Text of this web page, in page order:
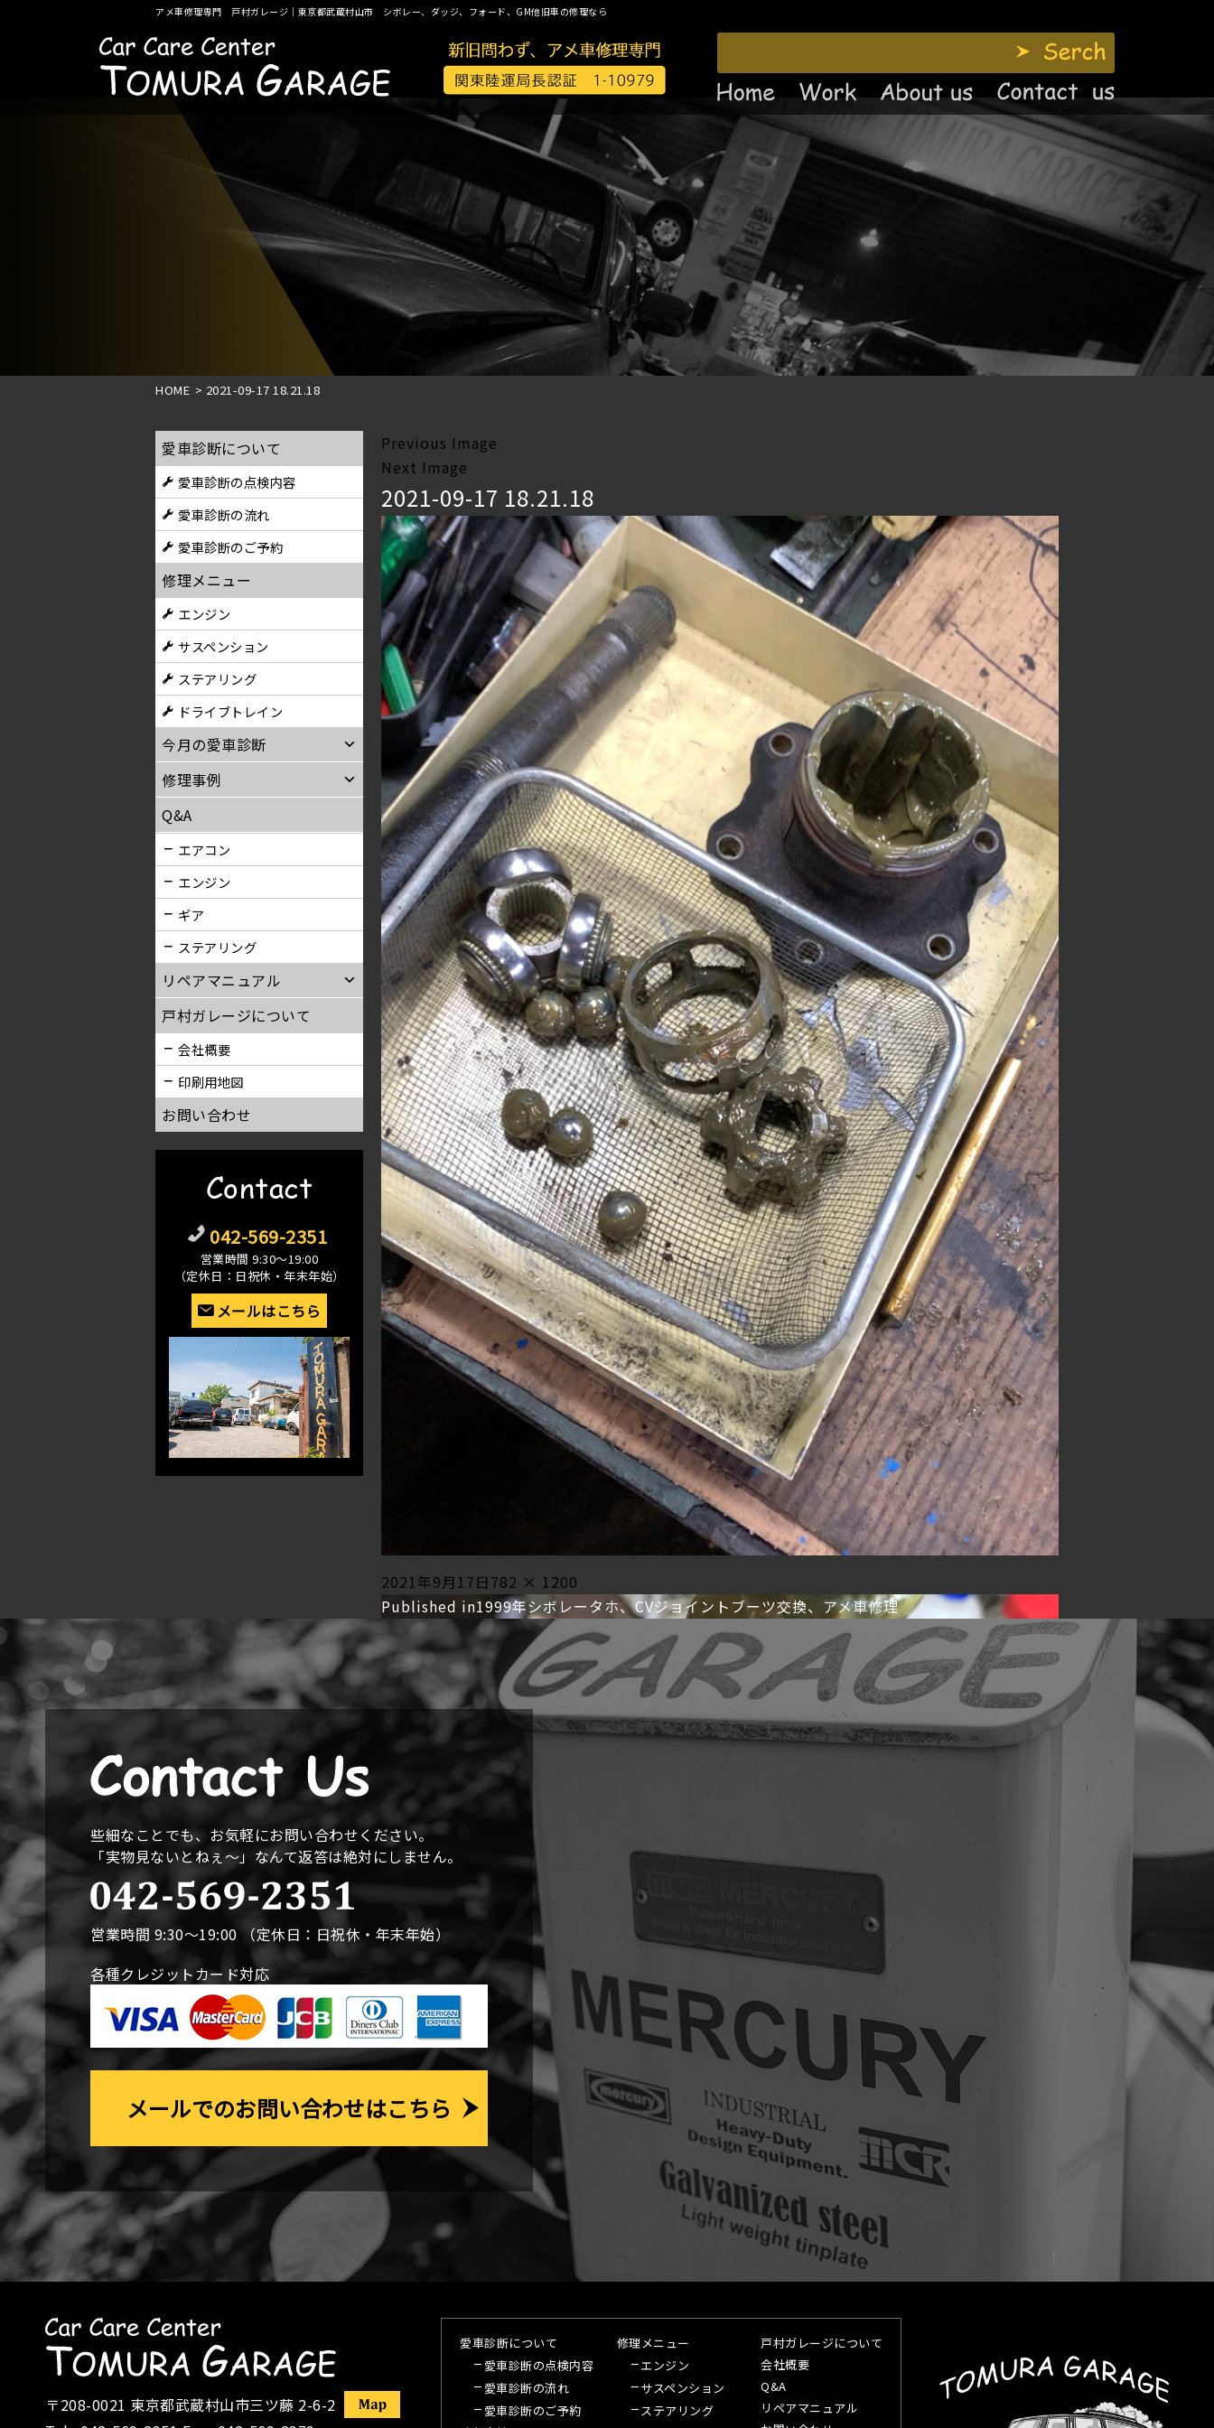
アメ車修理専門 戸村ガレージ｜東京都武蔵村山市 シボレー、ダッジ、フォード、GM他旧車の修理なら
HOME > 2021-09-17 18.21.18
Previous Image
Next Image
2021-09-17 18.21.18
Posted
on
2021年9月17日 Full
size
782 × 1200
投
稿
ナ
ビ
ー
シ
ョ
ン
Published in1999年シボレータホ、CVジョイントブーツ交換、アメ車修理
愛車診断について
愛車診断の点検内容
愛車診断の流れ
愛車診断のご予約
修理メニュー
エンジン
サスペンション
ステアリング
ドライブトレイン
今月の愛車診断
修理事例
Q&A
エアコン
エンジン
ギア
ステアリング
リペアマニュアル
戸村ガレージについて
会社概要
印刷用地図
お問い合わせ
Contact
042-569-2351
営業時間 9:30〜19:00
（定休日：日祝休・年末年始）
メールはこちら
些細なことでも、お気軽にお問い合わせください。
「実物見ないとねぇ〜」なんて返答は絶対にしません。
営業時間 9:30〜19:00 （定休日：日祝休・年末年始）
各種クレジットカード対応
メールでのお問い合わせはこちら
〒208-0021 東京都武蔵村山市三ツ藤 2-6-2
愛車診断について
愛車診断の点検内容
愛車診断の流れ
愛車診断のご予約
修理メニュー
エンジン
サスペンション
ステアリング
戸村ガレージについて
会社概要
Q&A
リペアマニュアル